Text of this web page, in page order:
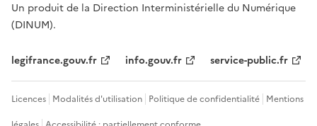
Un produit de la Direction Interministérielle du Numérique
(DINUM).
legifrance.gouv.fr info.gouv.fr service-public.fr
Licences Modalités d'utilisation Politique de confidentialité Mentions